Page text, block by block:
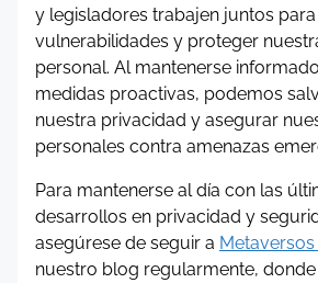
y legisladores trabajen juntos
vulnerabilidades y proteger
personal. Al mantenerse
medidas proactivas, podemos
nuestra privacidad y asegurar
personales contra amenazas
Para mantenerse al día con las
desarrollos en privacidad y
asegúrese de seguir a Metaversos
nuestro blog regularmente, donde